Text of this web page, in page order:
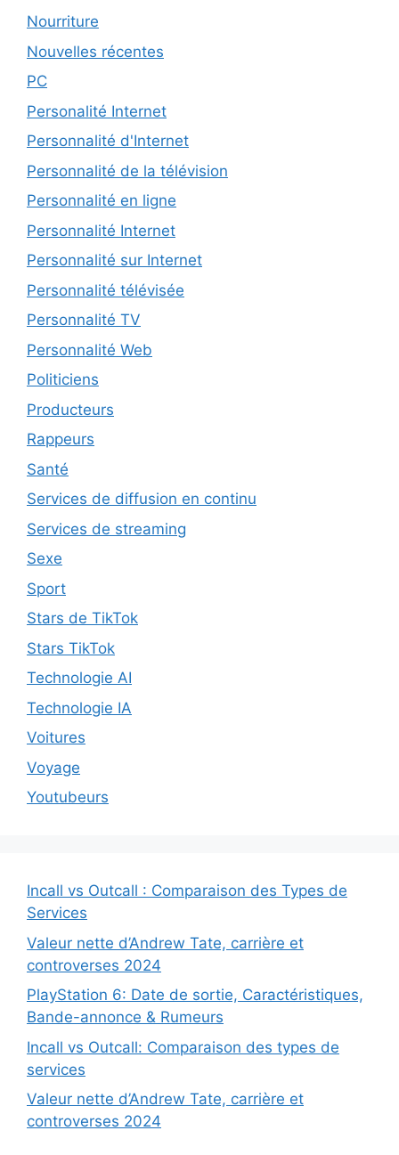
Nourriture
Nouvelles récentes
PC
Personalité Internet
Personnalité d'Internet
Personnalité de la télévision
Personnalité en ligne
Personnalité Internet
Personnalité sur Internet
Personnalité télévisée
Personnalité TV
Personnalité Web
Politiciens
Producteurs
Rappeurs
Santé
Services de diffusion en continu
Services de streaming
Sexe
Sport
Stars de TikTok
Stars TikTok
Technologie AI
Technologie IA
Voitures
Voyage
Youtubeurs
Incall vs Outcall : Comparaison des Types de
Services
Valeur nette d’Andrew Tate, carrière et
controverses 2024
PlayStation 6: Date de sortie, Caractéristiques,
Bande-annonce & Rumeurs
Incall vs Outcall: Comparaison des types de
services
Valeur nette d’Andrew Tate, carrière et
controverses 2024